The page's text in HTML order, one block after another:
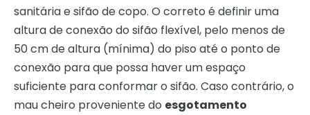
sanitária e sifão de copo. O correto é definir uma
altura de conexão do sifão flexível, pelo menos de
50 cm de altura (mínima) do piso até o ponto de
conexão para que possa haver um espaço
suficiente para conformar o sifão. Caso contrário, o
mau cheiro proveniente do esgotamento